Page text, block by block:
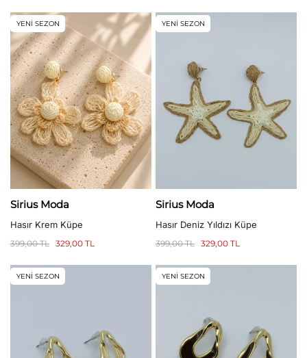
5.00 oy aldı
YENİ SEZON
Sirius Moda
Hasır Krem Küpe
399,00TL 329,00 TL
YENİ SEZON
Sirius Moda
Hasır Deniz Yıldızı Küpe
399,00TL 329,00 TL
YENİ SEZON YENİ SEZON